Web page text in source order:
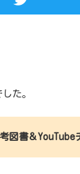
た。
図書＆YouTube